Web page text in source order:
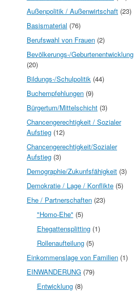
Außenpolitik / Außenwirtschaft (23)
Basismaterial (76)
Berufswahl von Frauen (2)
Bevölkerungs-/Geburtenentwicklung
(20)
Bildungs-/Schulpolitik (44)
Buchempfehlungen (9)
Bürgertum/Mittelschicht (3)
Chancengerechtigkeit / Sozialer
Aufstieg (12)
Chancengerechtigkeit/Sozialer
Aufstieg (3)
Demographie/Zukunfsfähigkeit (3)
Demokratie / Lage / Konflikte (5)
Ehe / Partnerschaften (23)
"Homo-Ehe" (5)
Ehegattensplitting(1)
Rollenaufteilung(5)
Einkommenslage von Familien (1)
EINWANDERUNG (79)
Entwicklung(8)